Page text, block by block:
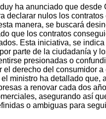
ha anunciado que
declarar nulos los
manera, se buscará
que los contratos
Esta iniciativa, se
parte de la ciudadanía y
presionadas o
el derecho del consumidor
ministro ha detallado que,
a renovar cada dos
asegurando así
o ambiguas para